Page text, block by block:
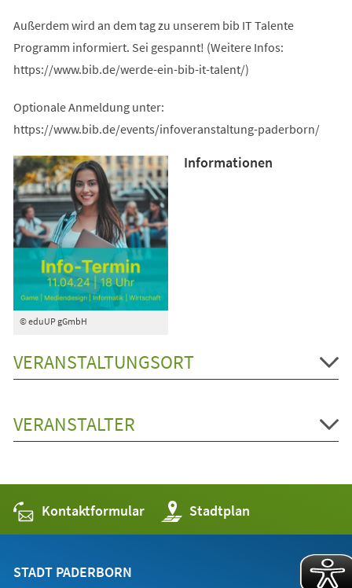
Außerdem wird an dem tag zu unserem bib IT Talente
Programm informiert. Sei gespannt! (Weitere Infos:
https://www.bib.de/werde-ein-bib-it-talent/)
Optionale Anmeldung unter:
https://www.bib.de/events/infoveranstaltung-paderborn/
© eduUP gGmbH
Informationen
VERANSTALTUNGSORT
VERANSTALTER
Kontaktformular Stadtplan
(Öffnet
in
einem
STADT PADERBORN